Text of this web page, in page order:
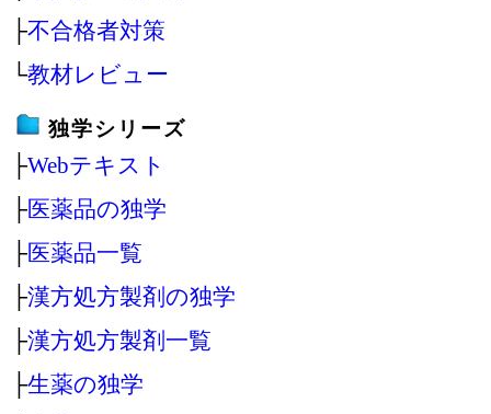
├不合格者対策
└教材レビュー
独学シリーズ
├Webテキスト
├医薬品の独学
├医薬品一覧
├漢方処方製剤の独学
├漢方処方製剤一覧
├生薬の独学